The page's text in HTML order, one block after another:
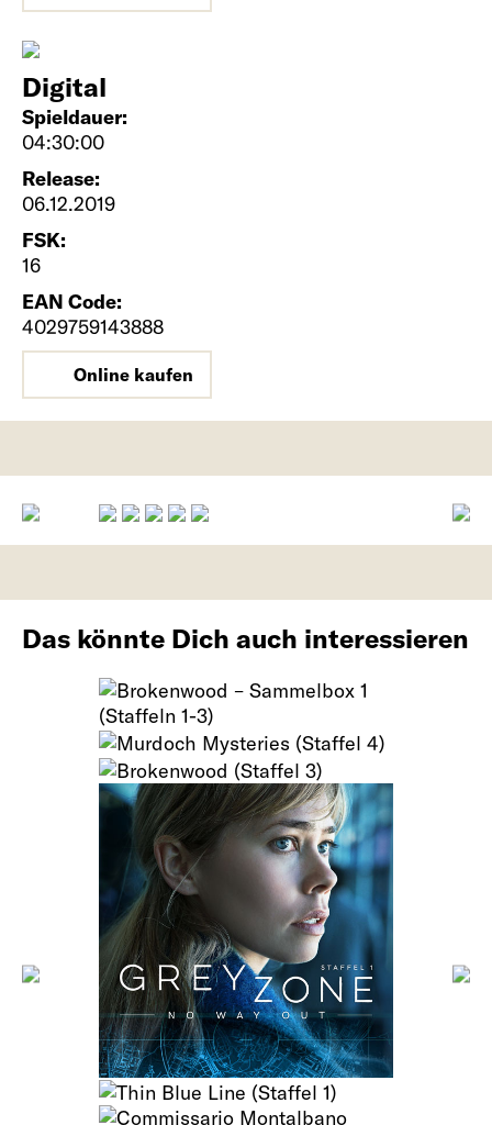
Digital
Spieldauer:
04:30:00
Release:
06.12.2019
FSK:
16
EAN Code:
4029759143888
Online kaufen
Das könnte Dich auch interessieren